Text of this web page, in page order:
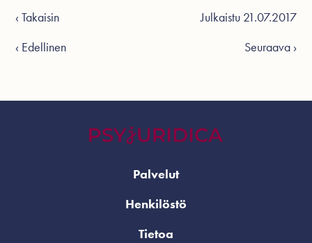
‹ Takaisin
Julkaistu 21.07.2017
‹ Edellinen
Seuraava ›
Palvelut
Henkilöstö
Tietoa